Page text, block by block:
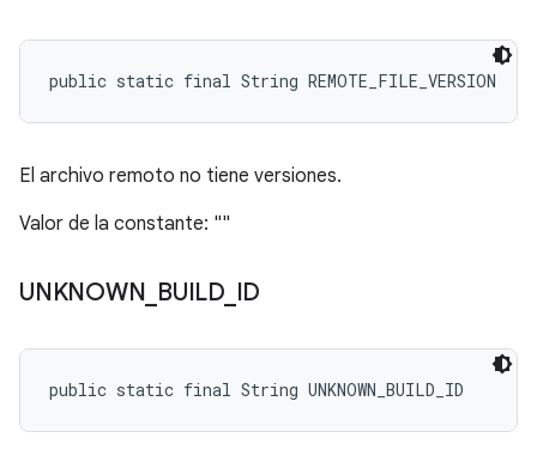
public static final String REMOTE_FILE_VERSION
El archivo remoto no tiene versiones.
Valor de la constante: ""
UNKNOWN BUILD_ ID
public static final String UNKNOWN_BUILD_ID